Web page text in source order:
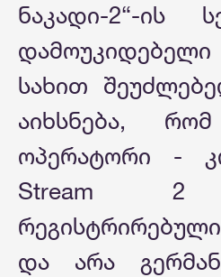
ნაკადი-2“-ის
სახით
აიხსნება,
ოპერატორი -
Stream
და არა